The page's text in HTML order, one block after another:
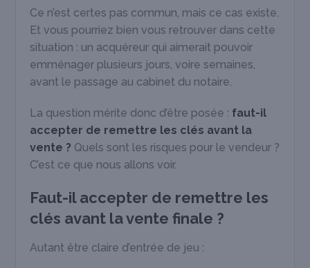
Ce n’est certes pas commun, mais ce cas existe.
Et vous pourriez bien vous retrouver dans cette
situation : un acquéreur qui aimerait pouvoir
emménager plusieurs jours, voire semaines,
avant le passage au cabinet du notaire.
La question mérite donc d’être posée : faut-il
accepter de remettre les clés avant la
vente ? Quels sont les risques pour le vendeur ?
C’est ce que nous allons voir.
Faut-il accepter de remettre les
clés avant la vente finale ?
Autant être claire d’entrée de jeu :